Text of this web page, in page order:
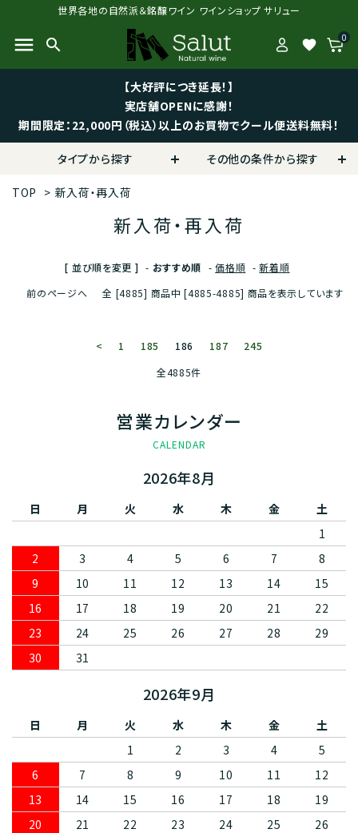
世界各地の自然派＆銘醸ワイン ワインショップ サリュー
menu search favorite 0
【大好評につき延長！】
実店舗OPENに感謝！
期間限定：22,000円（税込）以上のお買物でクール便送料無料！
タイプから探す その他の条件から探す
TOP > 新入荷・再入荷
新入荷・再入荷
[ 並び順を変更 ] - おすすめ順 -価格順 -新着順
前のページへ
全 [4885] 商品中 [4885-4885] 商品を表示しています
< 1 185 186 187
245
全4885件
営業カレンダー
CALENDAR
2026年8月
日 月 火 水 木 金
土
1
2
3 4 5 6 7
8
9
10 11 12 13 14
15
16
17 18 19 20 21
22
23
24 25 26 27 28
29
30
31
2026年9月
日 月 火 水 木 金
土
1
2 3 4
5
6
7 8 9 10 11
12
13
14 15 16 17 18
19
20
21 22 23 24 25
26